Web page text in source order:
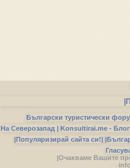
Български туристически
На Северозапад | Konsultirai.me -
|Популяризирай сайта си!|
|Очакваме Вашите